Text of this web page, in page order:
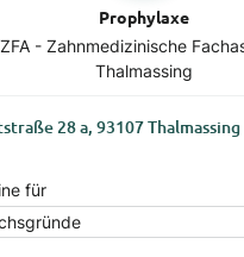
Prophylaxe
- Zahnmedizinische
Thalmassing
28 a, 93107 Thalmassing
für